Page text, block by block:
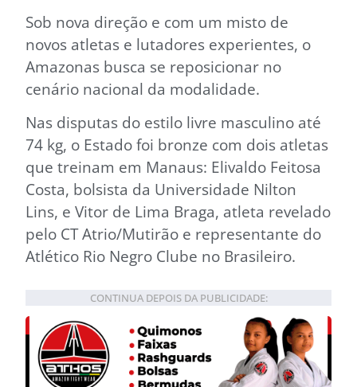
Sob nova direção e com um misto de
novos atletas e lutadores experientes, o
Amazonas busca se reposicionar no
cenário nacional da modalidade.
Nas disputas do estilo livre masculino até
74 kg, o Estado foi bronze com dois atletas
que treinam em Manaus: Elivaldo Feitosa
Costa, bolsista da Universidade Nilton
Lins, e Vitor de Lima Braga, atleta revelado
pelo CT Atrio/Mutirão e representante do
Atlético Rio Negro Clube no Brasileiro.
CONTINUA DEPOIS DA PUBLICIDADE: